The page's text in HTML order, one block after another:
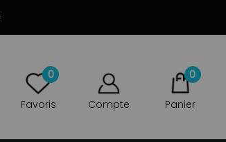
0
Favoris Compte
0
Panier